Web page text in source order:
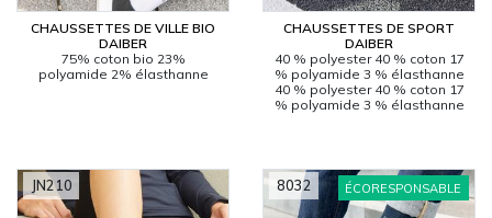
CARRYON
L'ENTREPRISE
SERVICES
FOIRES ET ÉVÉNEMENTS NETWORKING
MARQUES & CERTIFICATS
TECHNIQUES MARQUAGE
CHAUSSETTES DE VILLE BIO
DAIBER
75% coton bio 23%
polyamide 2% élasthanne
CHAUSSETTES DE SPORT
DAIBER
40 % polyester 40 % coton 17
% polyamide 3 % élasthanne
40 % polyester 40 % coton 17
% polyamide 3 % élasthanne
JN210 ÉCORESPONSABLE
8032